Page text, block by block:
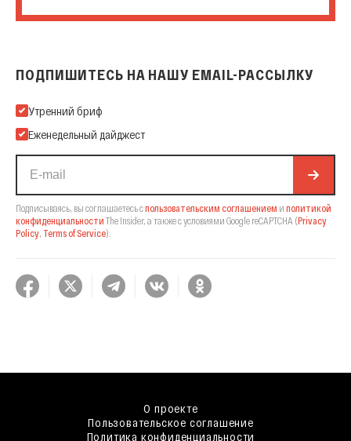
ПОДПИШИТЕСЬ НА НАШУ EMAIL-РАССЫЛКУ
Подпишитесь на нашу Email-рассылку
Утренний бриф
Еженедельный дайджест
Подписываясь, вы соглашаетесь спользовательским соглашением и политикой
конфиденциальности The Insider, а также с условиями Google reCAPTCHA (Privacy
Policy, Terms of Service).
О проекте
Пользовательское соглашение
Политика конфиденциальности